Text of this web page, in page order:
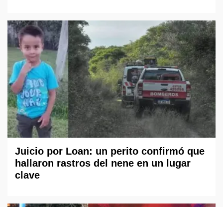
Juicio por Loan: un perito confirmó que
hallaron rastros del nene en un lugar
clave